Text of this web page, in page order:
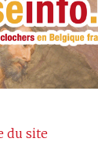
du site